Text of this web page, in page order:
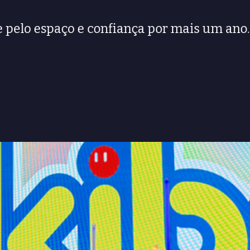
espaço e confiança por mais um ano.